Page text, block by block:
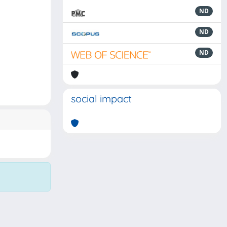
ND
ND
ND
social impact